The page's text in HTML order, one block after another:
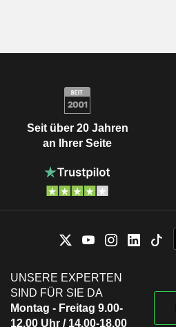
Seit über 20 Jahren
an Ihrer Seite
UNSERE EXPERTEN
SIND FÜR SIE DA
Montag - Freitag 9.00-
12.00 Uhr / 14.00-18.00